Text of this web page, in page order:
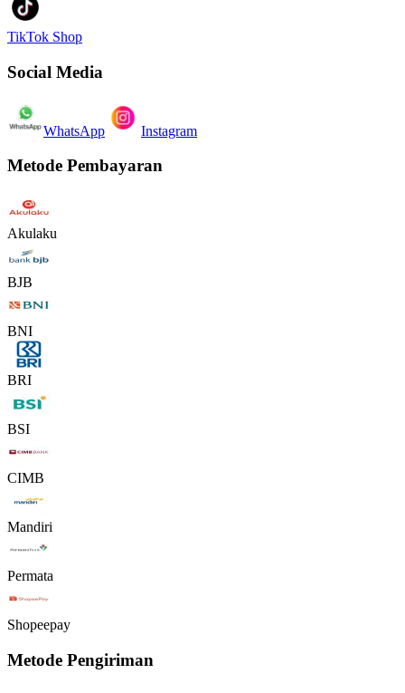
TikTok Shop
Social Media
WhatsApp Instagram
Metode Pembayaran
Akulaku
BJB
BNI
BRI
BSI
CIMB
Mandiri
Permata
Shopeepay
Metode Pengiriman